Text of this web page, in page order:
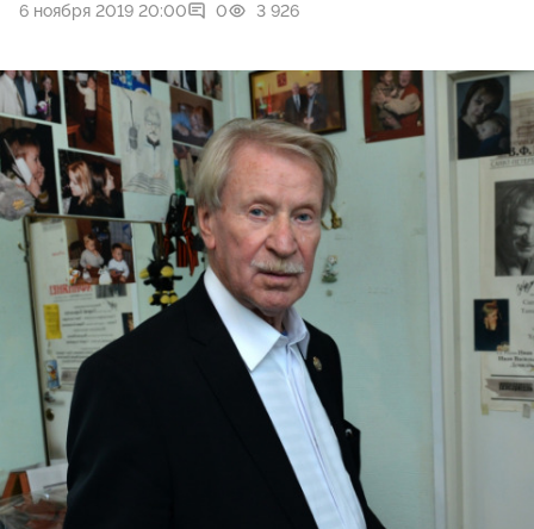
6 ноября 2019 20:00 0 3 926